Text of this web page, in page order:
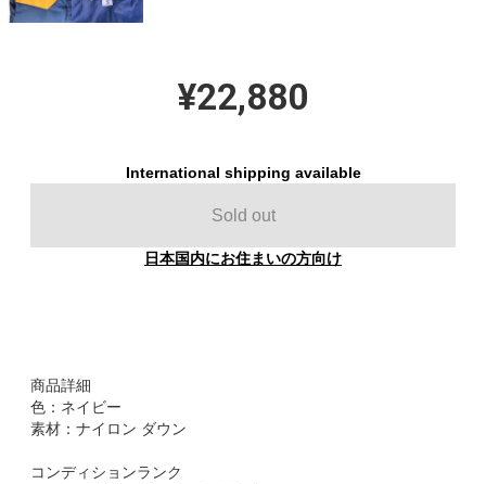
¥22,880
International shipping available
Sold out
日本国内にお住まいの方向け
商品詳細
色：ネイビー
素材：ナイロン ダウン
コンディションランク